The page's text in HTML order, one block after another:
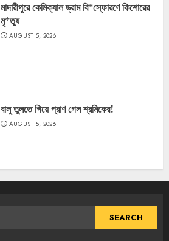
মাদারীপুরে কেমিক্যাল ড্রাম বি*স্ফোরণে কিশোরের
মৃ*ত্যু
AUGUST 5, 2026
বালু তুলতে গিয়ে প্রাণ গেল শ্রমিকের!
AUGUST 5, 2026